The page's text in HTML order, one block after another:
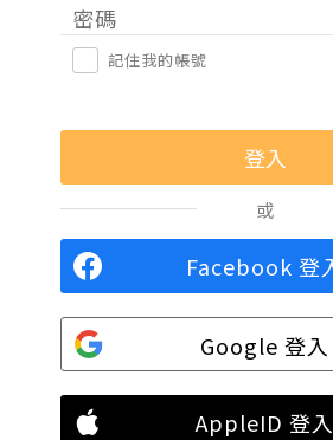
密碼
記住我的帳號
或
Facebook 登
Google 登入
AppleID 登入